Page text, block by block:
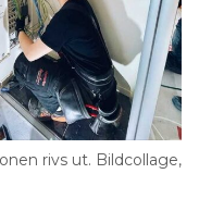
rivs ut. Bildcollage,